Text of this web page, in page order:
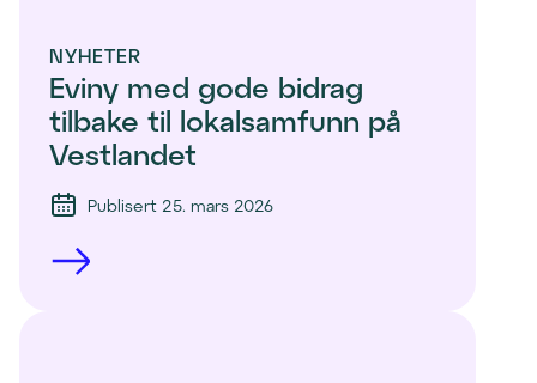
NYHETER
Eviny med gode bidrag
tilbake til lokalsamfunn på
Vestlandet
Publisert 25. mars 2026